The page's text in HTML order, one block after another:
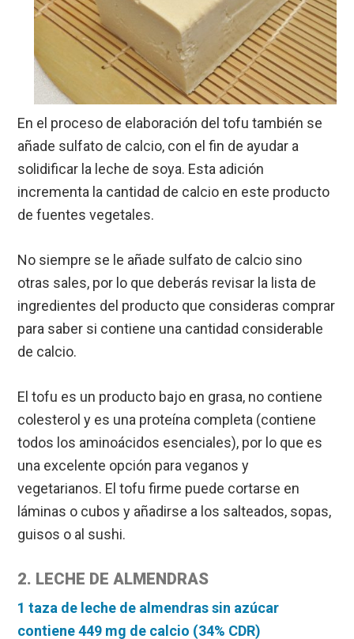
En el proceso de elaboración del tofu también se
añade sulfato de calcio, con el fin de ayudar a
solidificar la leche de soya. Esta adición
incrementa la cantidad de calcio en este producto
de fuentes vegetales.
No siempre se le añade sulfato de calcio sino
otras sales, por lo que deberás revisar la lista de
ingredientes del producto que consideras comprar
para saber si contiene una cantidad considerable
de calcio.
El tofu es un producto bajo en grasa, no contiene
colesterol y es una proteína completa (contiene
todos los aminoácidos esenciales), por lo que es
una excelente opción para veganos y
vegetarianos. El tofu firme puede cortarse en
láminas o cubos y añadirse a los salteados, sopas,
guisos o al sushi.
2. LECHE DE ALMENDRAS
1 taza de leche de almendras sin azúcar
contiene 449 mg de calcio (34% CDR)